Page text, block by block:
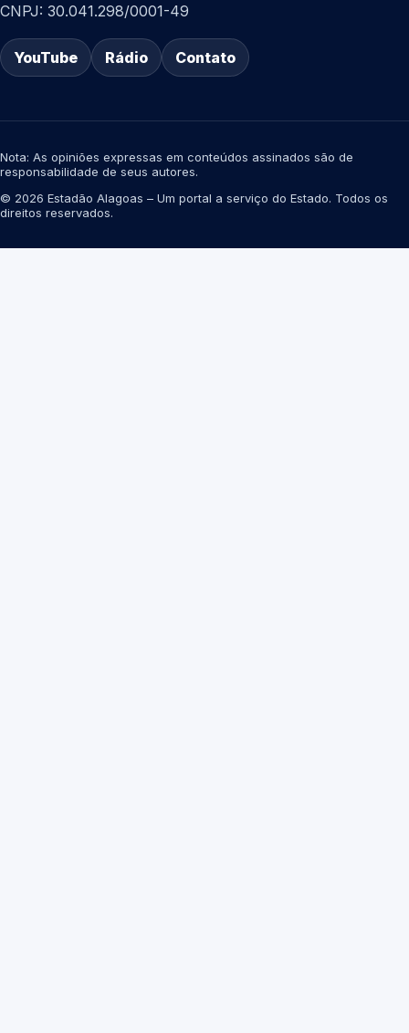
CNPJ: 30.041.298/0001-49
YouTube Rádio Contato
Nota: As opiniões expressas em conteúdos assinados são de
responsabilidade de seus autores.
© 2026 Estadão Alagoas – Um portal a serviço do Estado. Todos os
direitos reservados.